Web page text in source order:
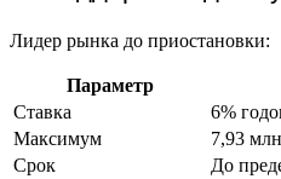
Лидер рынка до приостановки:
Параметр
Ставка
6%
Максимум
7,93
Срок
До